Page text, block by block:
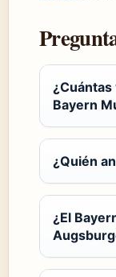
Bayern
¿Quién
¿El